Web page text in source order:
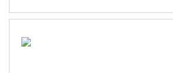
Контактные педали WPD-D2